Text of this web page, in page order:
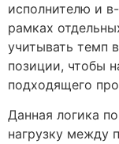
исполнителю и
рамках
учитывать темп
позиции, чтобы
подходящего
Данная логика
нагрузку между